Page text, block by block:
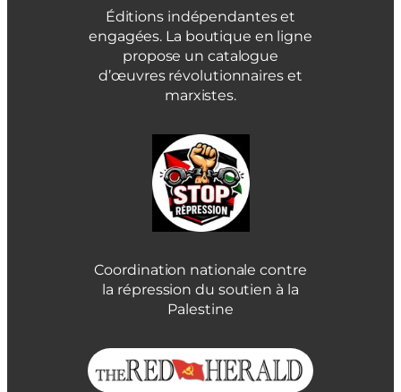
Éditions indépendantes et
engagées. La boutique en ligne
propose un catalogue
d’œuvres révolutionnaires et
marxistes.
Coordination nationale contre
la répression du soutien à la
Palestine